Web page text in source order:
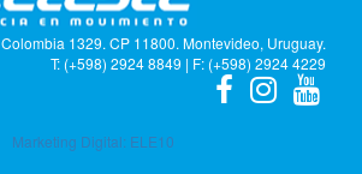
Colombia 1329. CP 11800. Montevideo, Uruguay.
T: (+598) 2924 8849 | F: (+598) 2924 4229
Marketing Digital: ELE10